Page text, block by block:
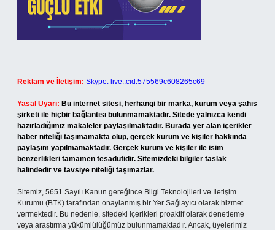
Reklam ve İletişim: Skype: live:.cid.575569c608265c69
Yasal Uyarı: Bu internet sitesi, herhangi bir marka, kurum veya şahıs
şirketi ile hiçbir bağlantısı bulunmamaktadır. Sitede yalnızca kendi
hazırladığımız makaleler paylaşılmaktadır. Burada yer alan içerikler
haber niteliği taşımamakta olup, gerçek kurum ve kişiler hakkında
paylaşım yapılmamaktadır. Gerçek kurum ve kişiler ile isim
benzerlikleri tamamen tesadüfidir. Sitemizdeki bilgiler taslak
halindedir ve tavsiye niteliği taşımazlar.
Sitemiz, 5651 Sayılı Kanun gereğince Bilgi Teknolojileri ve İletişim
Kurumu (BTK) tarafından onaylanmış bir Yer Sağlayıcı olarak hizmet
vermektedir. Bu nedenle, sitedeki içerikleri proaktif olarak denetleme
veya araştırma yükümlülüğümüz bulunmamaktadır. Ancak, üyelerimiz